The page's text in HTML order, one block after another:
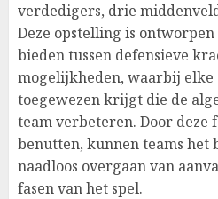
verdedigers, drie
Deze opstelling is ontworpen
bieden tussen defensieve
mogelijkheden, waarbij
toegewezen krijgt die de
team verbeteren. Door deze
benutten, kunnen teams het
naadloos overgaan van
fasen van het spel.